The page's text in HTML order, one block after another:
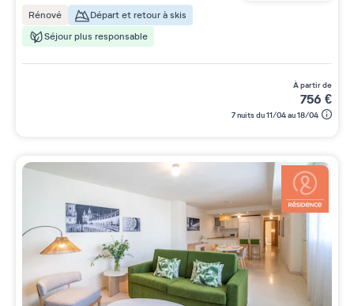
Rénové
Départ et retour à skis
Séjour plus responsable
à partir de
756 €
7 nuits du 11/04 au 18/04